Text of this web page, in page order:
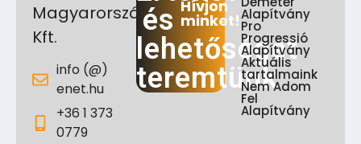
Magyarország
Kft.
info (@)
enet.hu
+36 1 373
0779
és
lehetőséget
teremtünk
Hívjon
minket!Alapítvány
Pro
Progressió
Alapítvány
Aktuális
tartalmaink
Nem Adom
Fel
Alapítvány